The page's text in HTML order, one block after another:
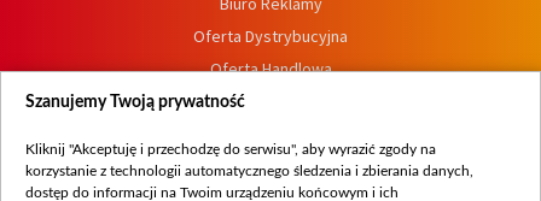
Oferta Dystrybucyjna
Oferta Handlowa
Dostępność
Procedura zgłoszeń wewnętrznych
Szanujemy Twoją prywatność
Kliknij "Akceptuję i przechodzę do serwisu", aby wyrazić zgody na
korzystanie z technologii automatycznego śledzenia i zbierania danych,
dostęp do informacji na Twoim urządzeniu końcowym i ich